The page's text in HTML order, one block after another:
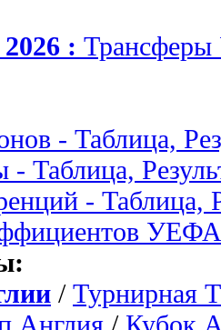
:
- Таблица,
Таблица,
- Таблица,
УЕФА
/ Турнирная
Англия / Кубок